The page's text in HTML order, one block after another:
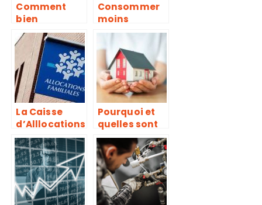
Comment
bien
aménager
l’extérieur de
sa maison ?
Consommer
moins
d’electricite a
Comment s’y
prendre ? Nos
astuces
La Caisse
d’Alllocations
Familiales :
l’essentiel à
retenir
Pourquoi et
quelles sont
les
conditions à
observer pour
un bon choix
d’assurance
maison.